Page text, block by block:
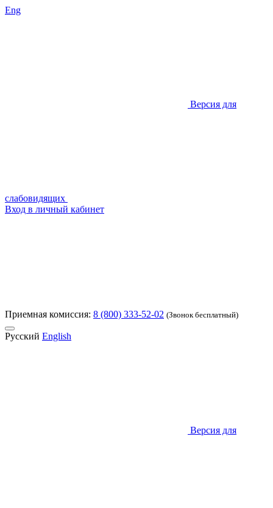
Eng
Версия для
слабовидящих
Вход в личный кабинет
Приемная комиссия: 8 (800) 333-52-02 (Звонок бесплатный)
Русский English
Версия для